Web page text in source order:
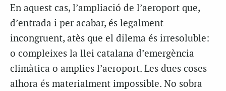
En aquest cas, l’ampliació de l’aeroport que,
d’entrada i per acabar, és legalment
incongruent, atès que el dilema és irresoluble:
o compleixes la llei catalana d’emergència
climàtica o amplies l’aeroport. Les dues coses
alhora és materialment impossible. No sobra